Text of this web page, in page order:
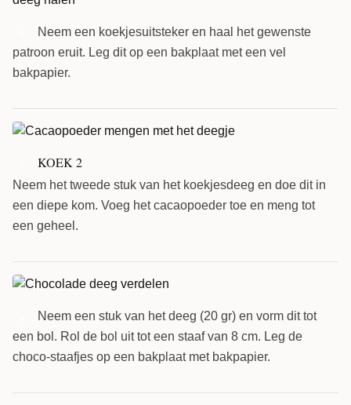
Neem een koekjesuitsteker en haal het gewenste
patroon eruit. Leg dit op een bakplaat met een vel
bakpapier.
KOEK 2
Neem het tweede stuk van het koekjesdeeg en doe dit in
een diepe kom. Voeg het cacaopoeder toe en meng tot
een geheel.
Neem een stuk van het deeg (20 gr) en vorm dit tot
een bol. Rol de bol uit tot een staaf van 8 cm. Leg de
choco-staafjes op een bakplaat met bakpapier.